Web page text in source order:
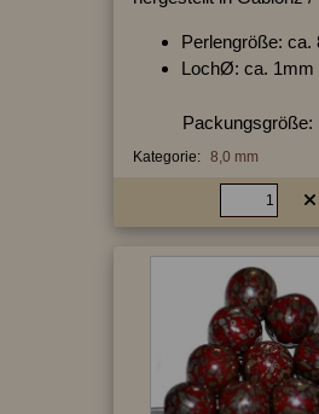
Perlengröße: ca.
LochØ: ca. 1mm
Packungsgröße:
Kategorie: 8,0 mm